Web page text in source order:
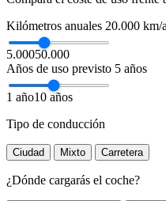
Kilómetros anuales 20.000 km/
5.00050.000
Años de uso previsto 5 años
1 año10 años
Tipo de conducción
Ciudad Mixto Carretera
¿Dónde cargarás el coche?